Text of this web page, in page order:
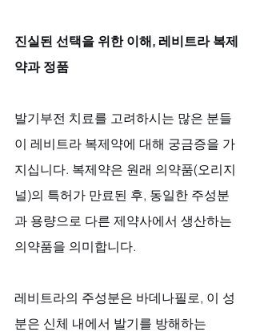
진실된 선택을 위한 이해, 레비트라 복제
약과 정품
발기부전 치료를 고려하시는 많은 분들
이 레비트라 복제약에 대해 궁금증을 가
지십니다. 복제약은 원래 의약품(오리지
널)의 특허가 만료된 후, 동일한 주성분
과 용량으로 다른 제약사에서 생산하는
의약품을 의미합니다.
레비트라의 주성분은 바데나필로, 이 성
분은 신체 내에서 발기를 방해하는